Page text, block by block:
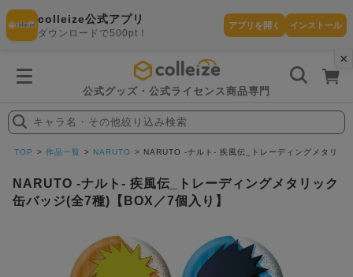
×
colleize公式アプリ
ダウンロードで500pt！
アプリを開く インストール
公式グッズ・公式ライセンス商品専門
探
す
キャラ名・その他絞り込み検索
TOP 作品一覧 NARUTO NARUTO -ナルト- 疾風伝_トレーディングメタリッ
NARUTO -ナルト- 疾風伝_トレーディングメタリック
缶バッジ(全7種)【BOX／7個入り】